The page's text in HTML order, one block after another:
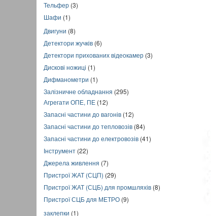
Тельфер (3)
Шафи (1)
Двигуни (8)
Детектори жучків (6)
Детектори прихованих відеокамер (3)
Дискові ножиці (1)
Дифманометри (1)
Залізничне обладнання (295)
Агрегати ОПЕ, ПЕ (12)
Запасні частини до вагонів (12)
Запасні частини до тепловозів (84)
Запасні частини до електровозів (41)
Інструмент (22)
Джерела живлення (7)
Пристрої ЖАТ (СЦП) (29)
Пристрої ЖАТ (СЦБ) для промшляхів (8)
Пристрої СЦБ для МЕТРО (9)
заклепки (1)